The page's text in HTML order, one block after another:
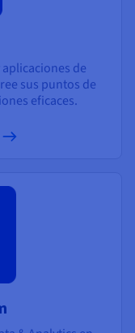
de
sus puntos de
eficaces.